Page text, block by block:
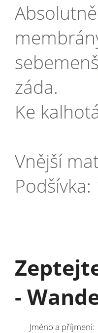
záda.
Ke
Vnější
-
Jméno a příjmení: